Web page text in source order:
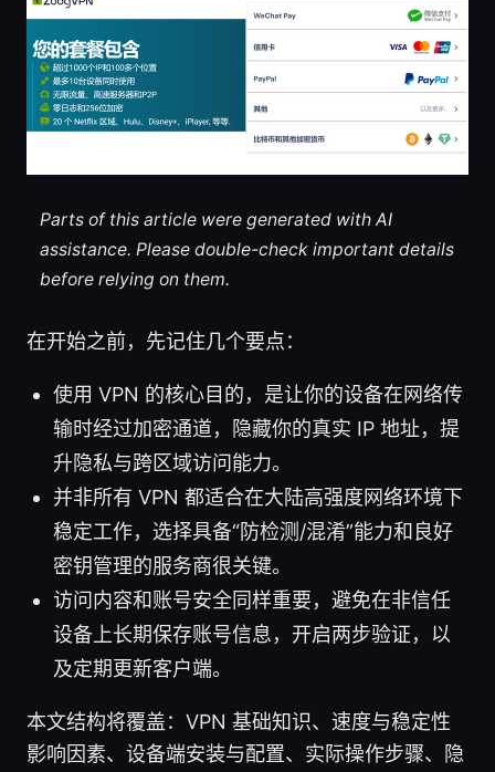
Parts of this article were generated with AI
assistance. Please double-check important details
before relying on them.
在开始之前，先记住几个要点：
使用 VPN 的核心目的，是让你的设备在网络传
输时经过加密通道，隐藏你的真实 IP 地址，提
升隐私与跨区域访问能力。
并非所有 VPN 都适合在大陆高强度网络环境下
稳定工作，选择具备“防检测/混淆”能力和良好
密钥管理的服务商很关键。
访问内容和账号安全同样重要，避免在非信任
设备上长期保存账号信息，开启两步验证，以
及定期更新客户端。
本文结构将覆盖：VPN 基础知识、速度与稳定性
影响因素、设备端安装与配置、实际操作步骤、隐